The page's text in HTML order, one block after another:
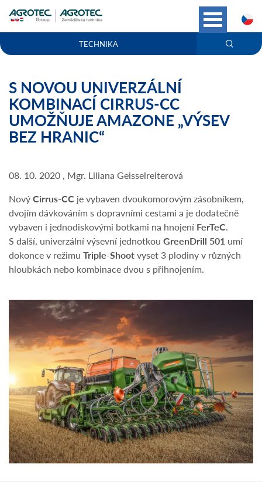
TECHNIKA
S NOVOU UNIVERZÁLNÍ
KOMBINACÍ CIRRUS-CC
UMOŽŇUJE AMAZONE „VÝSEV
BEZ HRANIC“
08. 10. 2020 , Mgr. Liliana Geisselreiterová
NovýCirrus-CC je vybaven dvoukomorovým zásobníkem,
dvojím dávkováním s dopravními cestami a je dodatečně
vybaven i jednodiskovými botkami na hnojení FerTeC.
S další, univerzální výsevní jednotkou GreenDrill 501 umí
dokonce v režimu Triple-Shootvyset 3 plodiny v různých
hloubkách nebo kombinace dvou s přihnojením.